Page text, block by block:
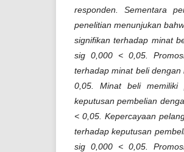
responden. Sementara
penelitian menunjukan
signifikan terhadap minat
sig 0,000 < 0,05.
terhadap minat beli dengan
0,05. Minat beli memiliki
keputusan pembelian
< 0,05. Kepercayaan
terhadap keputusan
sig 0,000 < 0,05.